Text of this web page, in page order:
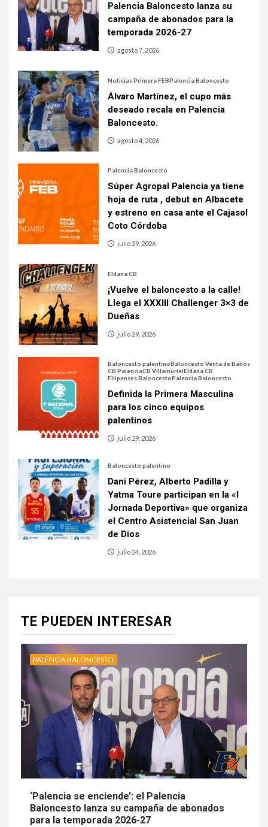
Palencia Baloncesto lanza su
campaña de abonados para la
temporada 2026-27
agosto 7, 2026
Noticias Primera FEBPalencia Baloncesto
Álvaro Martínez, el cupo más
deseado recala en Palencia
Baloncesto.
agosto 4, 2026
Palencia Baloncesto
Súper Agropal Palencia ya tiene
hoja de ruta , debut en Albacete
y estreno en casa ante el Cajasol
Coto Córdoba
julio 29, 2026
Eldana CB
¡Vuelve el baloncesto a la calle!
Llega el XXXIII Challenger 3×3 de
Dueñas
julio 29, 2026
Baloncesto palentinoBaloncesto Venta de Baños
CB PalenciaCB VillamurielEldana CB
Filipenses BaloncestoPalencia Baloncesto
Definida la Primera Masculina
para los cinco equipos
palentinos
julio 29, 2026
Baloncesto palentino
Dani Pérez, Alberto Padilla y
Yatma Toure participan en la «I
Jornada Deportiva» que organiza
el Centro Asistencial San Juan
de Dios
julio 24, 2026
TE PUEDEN INTERESAR
PALENCIA BALONCESTO
‘Palencia se enciende’: el Palencia
Baloncesto lanza su campaña de abonados
para la temporada 2026-27